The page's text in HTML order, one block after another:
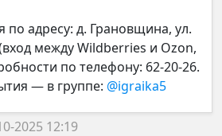
по адресу: д. Грановщина, ул.
между Wildberries и Ozon,
по телефону: 62-20-26.
— в группе: @igraika5
2025 12:19